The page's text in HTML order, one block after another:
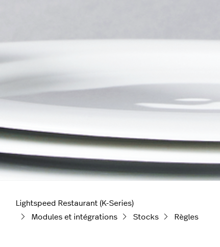
Lightspeed Restaurant (K-Series)
Modules et intégrations
Stocks Règles